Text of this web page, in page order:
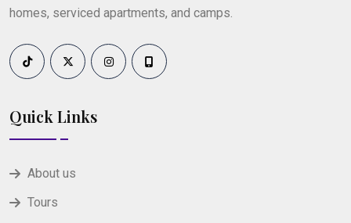
homes, serviced apartments, and camps.
Quick Links
About us
Tours